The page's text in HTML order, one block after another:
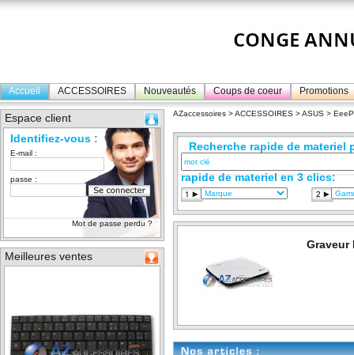
Accueil ACCESSOIRES Nouveautés Coups de coeur Promotions
Espace client
Identifiez-vous :
E-mail :
passe :
Mot de passe perdu ?
Meilleures ventes
AZaccessoires >ACCESSOIRES >ASUS >
Recherche rapide de materiel
rapide de materiel en 3 clics:
Graveur